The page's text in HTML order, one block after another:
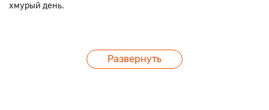
хмурый день.
Развернуть